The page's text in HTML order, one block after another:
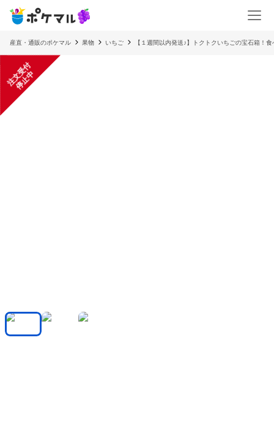
産直・通販のポケマル 果物 いちご 【１週間以内発送♪】トクトクいちごの宝石箱！
注
文
受
付
停
止
中